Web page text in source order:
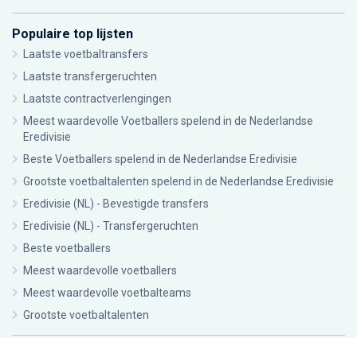
Populaire top lijsten
Laatste voetbaltransfers
Laatste transfergeruchten
Laatste contractverlengingen
Meest waardevolle Voetballers spelend in de Nederlandse
Eredivisie
Beste Voetballers spelend in de Nederlandse Eredivisie
Grootste voetbaltalenten spelend in de Nederlandse Eredivisie
Eredivisie (NL) - Bevestigde transfers
Eredivisie (NL) - Transfergeruchten
Beste voetballers
Meest waardevolle voetballers
Meest waardevolle voetbalteams
Grootste voetbaltalenten